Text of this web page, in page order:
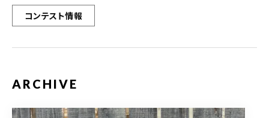
コンテスト情報
ARCHIVE